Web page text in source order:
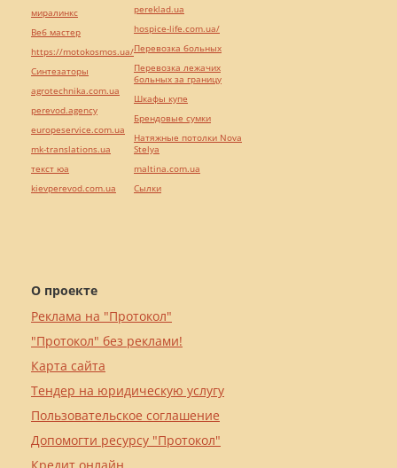
О проекте
Реклама на "Протокол"
"Протокол" без реклами!
Карта сайта
Тендер на юридическую услугу
Пользовательское соглашение
Допомогти ресурсу "Протокол"
миралинкс
Веб мастер
https://motokosmos.ua/
Синтезаторы
agrotechnika.com.ua
perevod.agency
europeservice.com.ua
mk-translations.ua
текст юа
kievperevod.com.ua
pereklad.ua
hospice-life.com.ua/
Перевозка больных
Перевозка лежачих
больных за границу
Шкафы купе
Брендовые сумки
Натяжные потолки Nova
Stelya
maltina.com.ua
Cылки